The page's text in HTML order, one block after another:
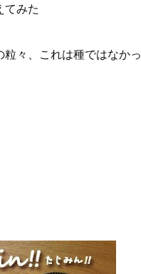
てみた
粒々、これは種ではなか